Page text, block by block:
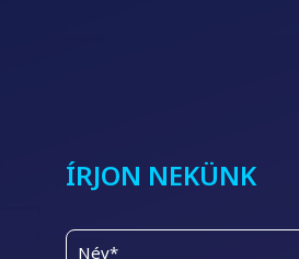
ÍRJON NEKÜNK